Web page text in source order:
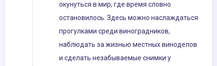
окунуться в мир, где время словно
остановилось. Здесь можно наслаждаться
прогулками среди виноградников,
наблюдать за жизнью местных виноделов
и сделать незабываемые снимки у